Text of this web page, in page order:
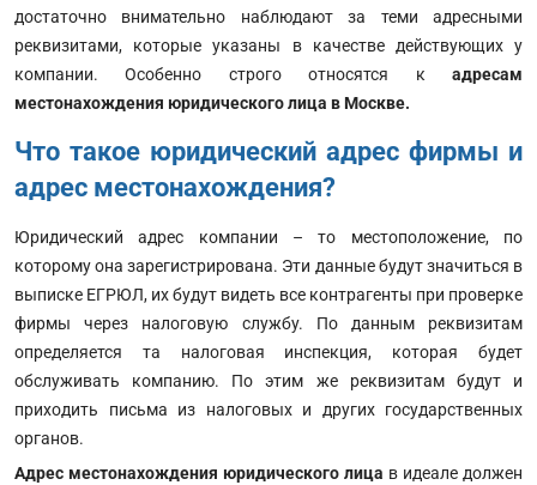
достаточно внимательно наблюдают за теми адресными
реквизитами, которые указаны в качестве действующих у
компании. Особенно строго относятся к адресам
местонахождения юридического лица в Москве.
Что такое юридический адрес фирмы и
адрес местонахождения?
Юридический адрес компании – то местоположение, по
которому она зарегистрирована. Эти данные будут значиться в
выписке ЕГРЮЛ, их будут видеть все контрагенты при проверке
фирмы через налоговую службу. По данным реквизитам
определяется та налоговая инспекция, которая будет
обслуживать компанию. По этим же реквизитам будут и
приходить письма из налоговых и других государственных
органов.
Адрес местонахождения юридического лица в идеале должен